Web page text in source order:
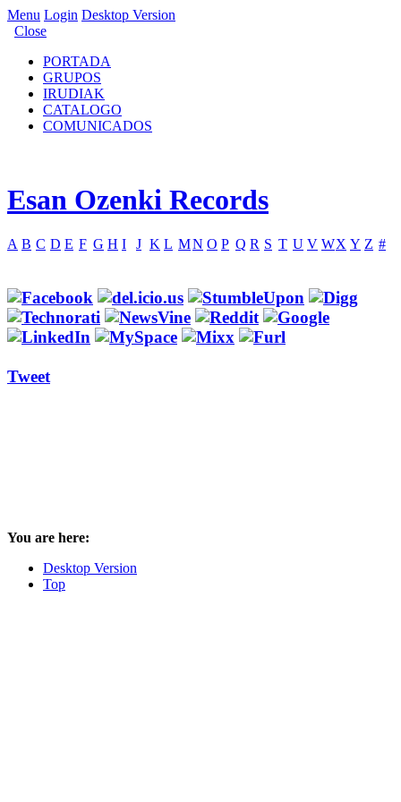
Menu Login Desktop Version
Close
PORTADA
GRUPOS
IRUDIAK
CATALOGO
COMUNICADOS
Esan Ozenki Records
A B C D E F G H I J K L MN O P Q R S T U V WX Y Z #
Tweet
You are here:
Desktop Version
Top